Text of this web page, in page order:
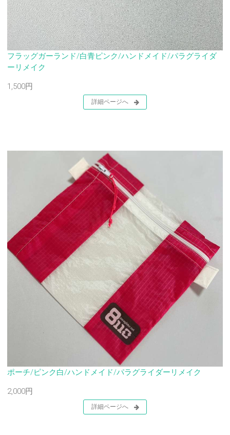
フラッグガーランド/白青ピンク/ハンドメイド/パラグライダ
ーリメイク
1,500円
詳細ページへ
ポーチ/ピンク白/ハンドメイド/パラグライダーリメイク
2,000円
詳細ページへ